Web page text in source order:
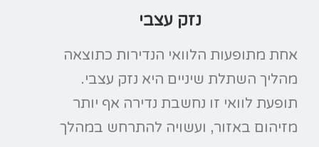
נזק עצבי
אחת מתופעות הלוואי הנדירות כתוצאה
מהליך השתלת שיניים היא נזק עצבי.
תופעת לוואי זו נחשבת נדירה אף יותר
מזיהום באזור, ועשויה להתרחש במהלך